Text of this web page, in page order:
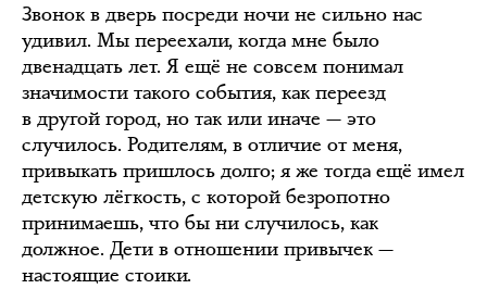
Звонок в дверь посреди ночи не сильно нас
удивил. Мы переехали, когда мне было
двенадцать лет. Я ещё не совсем понимал
значимости такого события, как переезд
в другой город, но так или иначе — это
случилось. Родителям, в отличие от меня,
привыкать пришлось долго; я же тогда ещё имел
детскую лёгкость, с которой безропотно
принимаешь, что бы ни случилось, как
должное. Дети в отношении привычек —
настоящие стоики.